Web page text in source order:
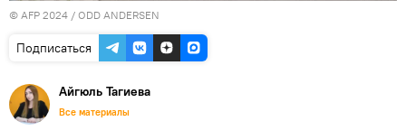
© AFP 2024 / ODD ANDERSEN
Подписаться
Айгюль Тагиева
Все материалы